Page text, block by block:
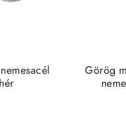
Görög